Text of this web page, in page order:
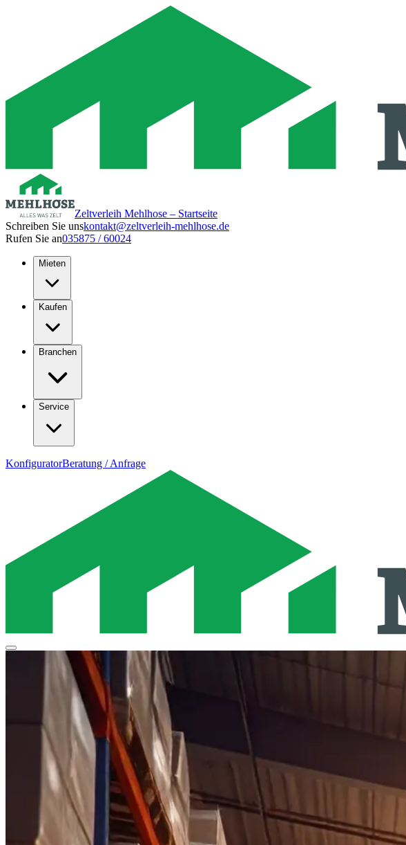
Zeltverleih Mehlhose – Startseite
Schreiben Sie unskontakt@zeltverleih-mehlhose.de
Rufen Sie an035875 / 60024
Mieten
Kaufen
Branchen
Service
KonfiguratorBeratung / Anfrage